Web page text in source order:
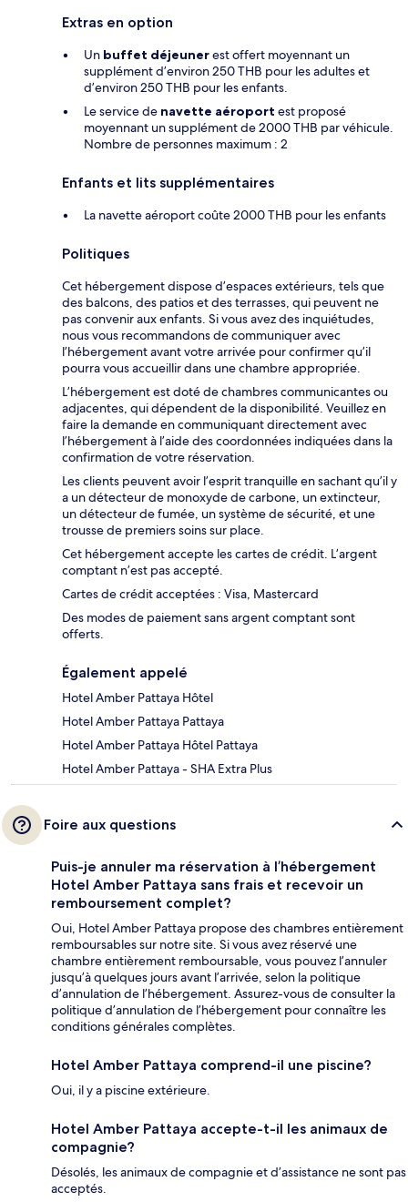
Extras en option
Un buffet déjeunerest offert moyennant un
supplément d’environ 250 THB pour les adultes et
d’environ 250 THB pour les enfants.
Le service de navette aéroport est proposé
moyennant un supplément de 2000 THB par véhicule.
Nombre de personnes maximum : 2
Enfants et lits supplémentaires
La navette aéroport coûte 2000 THB pour les enfants
Politiques
Cet hébergement dispose d’espaces extérieurs, tels que
des balcons, des patios et des terrasses, qui peuvent ne
pas convenir aux enfants. Si vous avez des inquiétudes,
nous vous recommandons de communiquer avec
l’hébergement avant votre arrivée pour confirmer qu’il
pourra vous accueillir dans une chambre appropriée.
L’hébergement est doté de chambres communicantes ou
adjacentes, qui dépendent de la disponibilité. Veuillez en
faire la demande en communiquant directement avec
l’hébergement à l’aide des coordonnées indiquées dans la
confirmation de votre réservation.
Les clients peuvent avoir l’esprit tranquille en sachant qu’il y
a un détecteur de monoxyde de carbone, un extincteur,
un détecteur de fumée, un système de sécurité, et une
trousse de premiers soins sur place.
Cet hébergement accepte les cartes de crédit. L’argent
comptant n’est pas accepté.
Cartes de crédit acceptées : Visa, Mastercard
Des modes de paiement sans argent comptant sont
offerts.
Également appelé
Hotel Amber Pattaya Hôtel
Hotel Amber Pattaya Pattaya
Hotel Amber Pattaya Hôtel Pattaya
Hotel Amber Pattaya - SHA Extra Plus
Foire aux questions
Puis-je annuler ma réservation à l’hébergement
Hotel Amber Pattaya sans frais et recevoir un
remboursement complet?
Oui, Hotel Amber Pattaya propose des chambres entièrement
remboursables sur notre site. Si vous avez réservé une
chambre entièrement remboursable, vous pouvez l’annuler
jusqu’à quelques jours avant l’arrivée, selon la politique
d’annulation de l’hébergement. Assurez-vous de consulter la
politique d’annulation de l’hébergement pour connaître les
conditions générales complètes.
Hotel Amber Pattaya comprend-il une piscine?
Oui, il y a piscine extérieure.
Hotel Amber Pattaya accepte-t-il les animaux de
compagnie?
Désolés, les animaux de compagnie et d’assistance ne sont pas
acceptés.